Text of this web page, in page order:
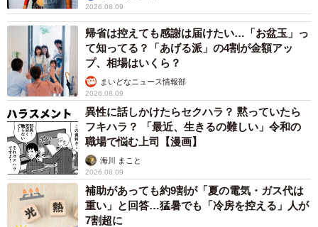
2026.08.09
帰省は控えても感謝は届けたい…「お盆玉」っ
て知ってる？「あげる派」の4割が金額アッ
プ、相場はいくら？
まいどなニュース情報部
2026.08.09
異性に話しかけたらセクハラ？ 黙っていたら
フキハラ？ 「最近、生きるの難しい」令和の
職場で悩む上司【漫画】
海川 まこと
2026.08.09
補助があっても約9割が「夏の電気・ガス代は
重い」と回答…猛暑でも「冷房を控える」人が
7割超に